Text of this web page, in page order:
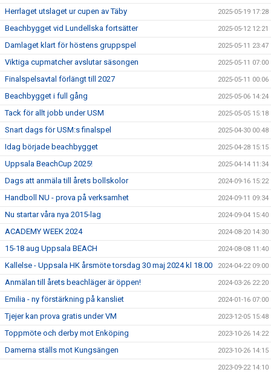
Herrlaget utslaget ur cupen av Täby 2025-05-19 17:28
Beachbygget vid Lundellska fortsätter 2025-05-12 12:21
Damlaget klart för höstens gruppspel 2025-05-11 23:47
Viktiga cupmatcher avslutar säsongen 2025-05-11 07:00
Finalspelsavtal förlängt till 2027 2025-05-11 00:06
Beachbygget i full gång 2025-05-06 14:24
Tack för allt jobb under USM 2025-05-05 15:18
Snart dags för USM:s finalspel 2025-04-30 00:48
Idag började beachbygget 2025-04-28 15:15
Uppsala BeachCup 2025! 2025-04-14 11:34
Dags att anmäla till årets bollskolor 2024-09-16 15:22
Handboll NU - prova på verksamhet 2024-09-11 09:34
Nu startar våra nya 2015-lag 2024-09-04 15:40
ACADEMY WEEK 2024 2024-08-20 14:30
15-18 aug Uppsala BEACH 2024-08-08 11:40
Kallelse - Uppsala HK årsmöte torsdag 30 maj 2024 kl 18.00 2024-04-22 09:00
Anmälan till årets beachläger är öppen! 2024-03-26 22:20
Emilia - ny förstärkning på kansliet 2024-01-16 07:00
Tjejer kan prova gratis under VM 2023-12-05 15:48
Toppmöte och derby mot Enköping 2023-10-26 14:22
Damerna ställs mot Kungsängen 2023-10-26 14:15
2023-09-22 14:10